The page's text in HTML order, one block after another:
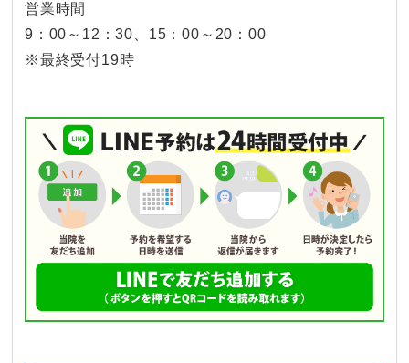
営業時間
9：00～12：30、15：00～20：00
※最終受付19時